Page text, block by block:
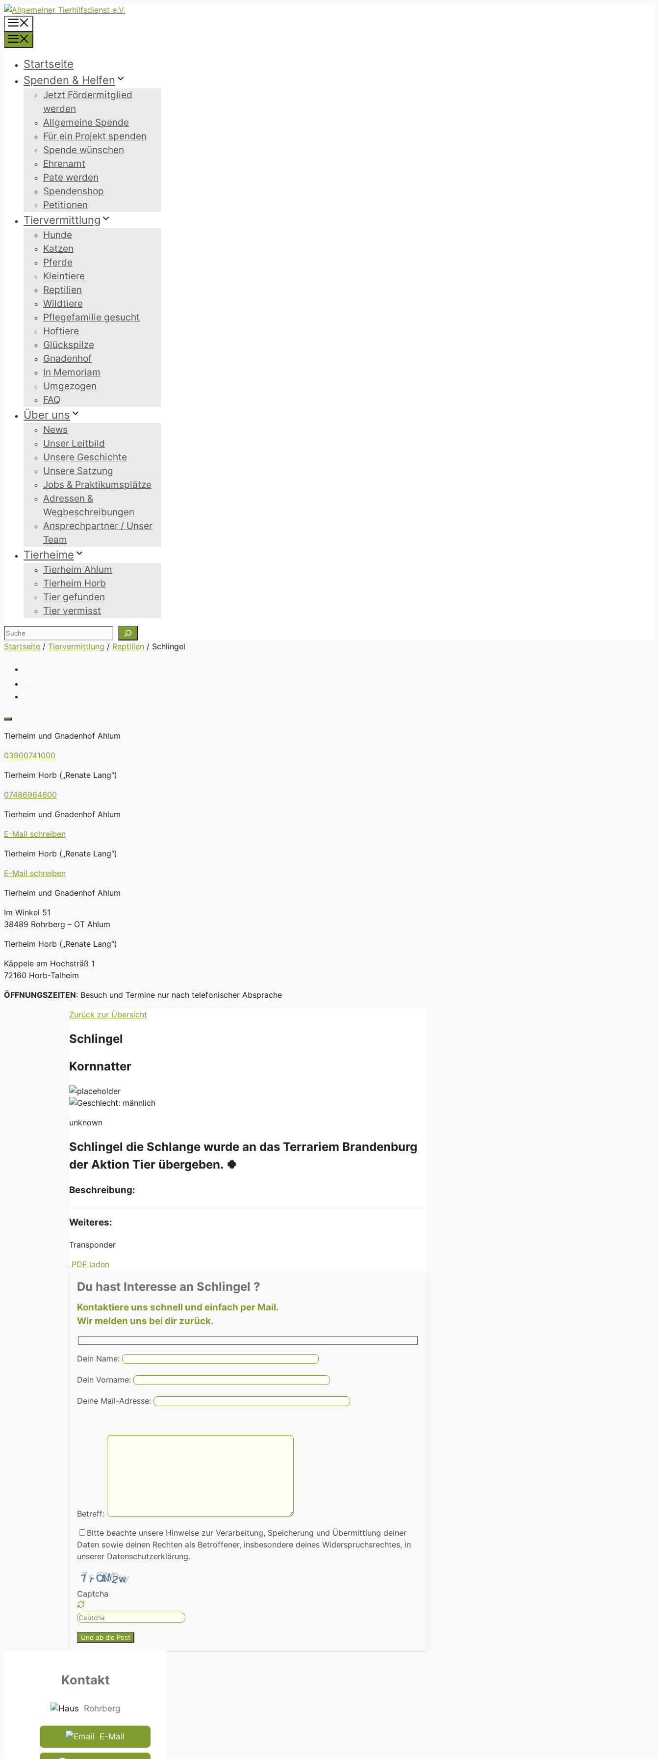
Zum
Inhalt
springen
Startseite
Spenden & Helfen
Jetzt Fördermitglied
werden
Allgemeine Spende
Für ein Projekt spenden
Spende wünschen
Ehrenamt
Pate werden
Spendenshop
Petitionen
Tiervermittlung
Hunde
Katzen
Pferde
Kleintiere
Reptilien
Wildtiere
Pflegefamilie gesucht
Hoftiere
Glückspilze
Gnadenhof
In Memoriam
Umgezogen
FAQ
Über uns
News
Unser Leitbild
Unsere Geschichte
Unsere Satzung
Jobs & Praktikumsplätze
Adressen &
Wegbeschreibungen
Ansprechpartner / Unser
Team
Tierheime
Tierheim Ahlum
Tierheim Horb
Tier gefunden
Tier vermisst
Suchen
Startseite / Tiervermittlung / Reptilien / Schlingel
Tierheim und Gnadenhof Ahlum
03900741000
Tierheim Horb („Renate Lang“)
07486964600
Tierheim und Gnadenhof Ahlum
E-Mail schreiben
Tierheim Horb („Renate Lang“)
E-Mail schreiben
Tierheim und Gnadenhof Ahlum
Im Winkel 51
38489 Rohrberg – OT Ahlum
Tierheim Horb („Renate Lang“)
Käppele am Hochsträß 1
72160 Horb-Talheim
ÖFFNUNGSZEITEN: Besuch und Termine nur nach telefonischer Absprache
Zurück zur Übersicht
Schlingel
Kornnatter
unknown
Schlingel die Schlange wurde an das Terrariem Brandenburg
der Aktion Tier übergeben. 🍀
Beschreibung:
Weiteres:
Transponder
PDF laden
Du hast Interesse an Schlingel ?
Kontaktiere uns schnell und einfach per Mail.
Wir melden uns bei dir zurück.
Dein Name:
Dein Vorname:
Deine Mail-Adresse:
Betreff:
Bitte beachte unsere Hinweise zur Verarbeitung, Speicherung und Übermittlung deiner
Daten sowie deinen Rechten als Betroffener, insbesondere deines Widerspruchsrechtes, in
unserer Datenschutzerklärung.
Captcha
Please
the
in
the
to
that
you
Kontakt
Rohrberg
E-Mail